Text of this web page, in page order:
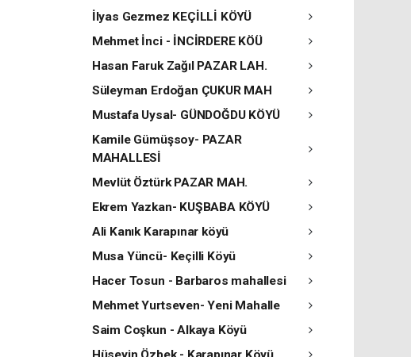
İlyas Gezmez KEÇİLLİ KÖYÜ
Mehmet İnci - İNCİRDERE KÖÜ
Hasan Faruk Zağıl PAZAR LAH.
Süleyman Erdoğan ÇUKUR MAH
Mustafa Uysal- GÜNDOĞDU KÖYÜ
Kamile Gümüşsoy- PAZAR
MAHALLESİ
Mevlüt Öztürk PAZAR MAH.
Ekrem Yazkan- KUŞBABA KÖYÜ
Ali Kanık Karapınar köyü
Musa Yüncü- Keçilli Köyü
Hacer Tosun - Barbaros mahallesi
Mehmet Yurtseven- Yeni Mahalle
Saim Coşkun - Alkaya Köyü